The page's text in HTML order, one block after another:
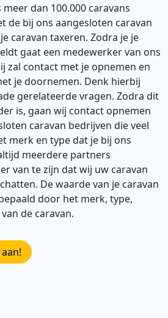
dan 100.000 caravans
de bij ons aangesloten caravan
caravan taxeren. Zodra je je
gaat een medewerker van ons
zal contact met je opnemen en
je doornemen. Denk hierbij
gerelateerde vragen. Zodra dit
is, gaan wij contact opnemen
caravan bedrijven die veel
merk en type dat je bij ons
meerdere partners
van te zijn dat wij uw caravan
De waarde van je caravan
door het merk, type,
de caravan.